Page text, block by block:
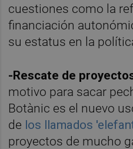
cuestiones como la
financiación
su estatus en la
-Rescate de
motivo para sacar
Botànic es el nuevo
de los llamados
proyectos de mucho